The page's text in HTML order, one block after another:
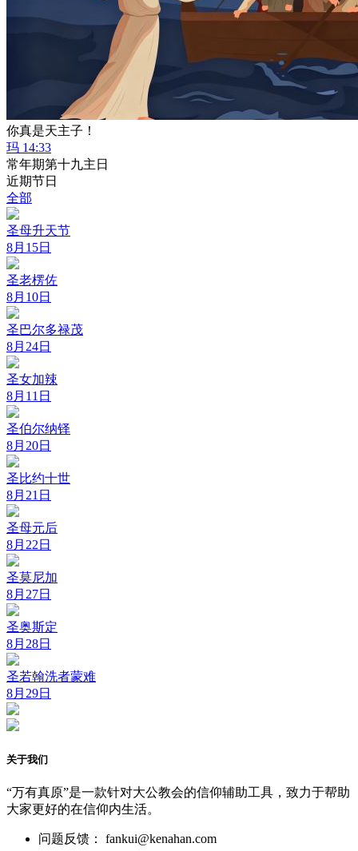
你真是天主子！
玛 14:33
常年期第十九主日
近期节日
全部
圣母升天节
8月15日
圣老楞佐
8月10日
圣巴尔多禄茂
8月24日
圣女加辣
8月11日
圣伯尔纳铎
8月20日
圣比约十世
8月21日
圣母元后
8月22日
圣莫尼加
8月27日
圣奥斯定
8月28日
圣若翰洗者蒙难
8月29日
关于我们
“万有真原”是一款针对大公教会的信仰辅助工具，致力于帮助
大家更好的在信仰内生活。
问题反馈： fankui@kenahan.com